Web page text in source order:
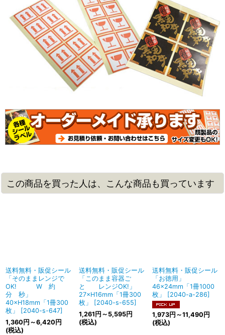
この商品を買った人は、こんな商品も買っています
送料無料・販促シール
「そのままレンジで
OK! W 約
分 秒」
40×H18mm「1冊300
枚」
[2040-s-647]
1,360 円 ～6,420 円
(税込)
送料無料・販促シール
「このまま容器ご
と レンジOK!」
27×H16mm「1冊300
枚」
[2040-s-655]
1,261 円 ～5,595円
(税込)
送料無料・販促シール
「お徳用」
46×24mm「1冊1000
枚」
[2040-a-286]
1,973円 ～11,490 円
(税込)